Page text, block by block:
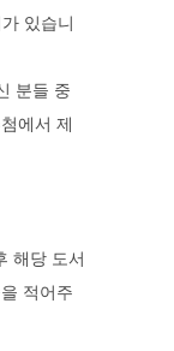
있습니
분들 중
에서 제
해당 도서
적어주